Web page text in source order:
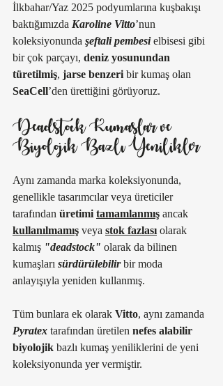
İlkbahar/Yaz 2025 podyumlarına kuşbakışı
baktığımızda Karoline Vitto’nun
koleksiyonunda şeftali pembesi elbisesi gibi
bir çok parçayı, deniz yosunundan
türetilmiş, jarse benzeri bir kumaş olan
SeaCell’den ürettiğini görüyoruz.
Deadstock Kumaşlar ve
Biyolojik Bazlı Yenilikler
Aynı zamanda marka koleksiyonunda,
genellikle tasarımcılar veya üreticiler
tarafından üretimi tamamlanmış ancak
kullanılmamış veya stok fazlası olarak
kalmış "deadstock" olarak da bilinen
kumaşları sürdürülebilir bir moda
anlayışıyla yeniden kullanmış.
Tüm bunlara ek olarak Vitto, aynı zamanda
Pyratex tarafından üretilen nefes alabilir
biyolojik bazlı kumaş yeniliklerini de yeni
koleksiyonunda yer vermiştir.